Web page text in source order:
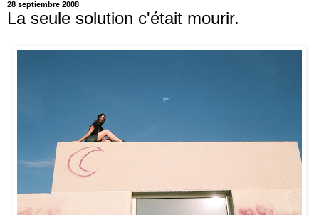
28 septiembre 2008
La seule solution c'était mourir.